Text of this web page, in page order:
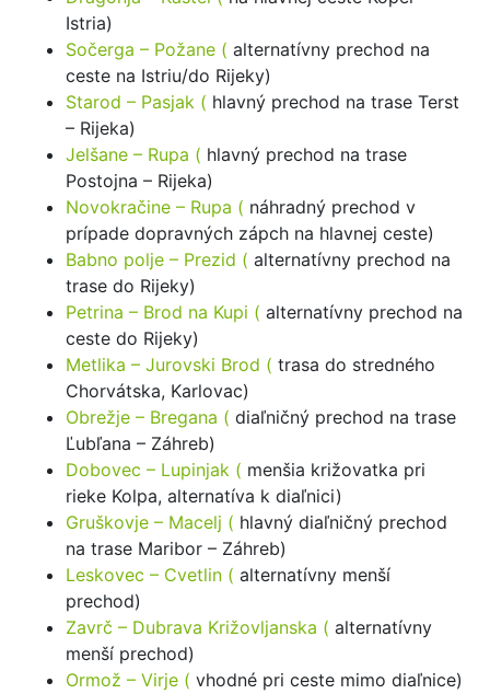
Istria)
Sočerga – Požane ( alternatívny prechod na
ceste na Istriu/do Rijeky)
Starod – Pasjak ( hlavný prechod na trase Terst
– Rijeka)
Jelšane – Rupa ( hlavný prechod na trase
Postojna – Rijeka)
Novokračine – Rupa ( náhradný prechod v
prípade dopravných zápch na hlavnej ceste)
Babno polje – Prezid ( alternatívny prechod na
trase do Rijeky)
Petrina – Brod na Kupi ( alternatívny prechod na
ceste do Rijeky)
Metlika – Jurovski Brod ( trasa do stredného
Chorvátska, Karlovac)
Obrežje – Bregana ( diaľničný prechod na trase
Ľubľana – Záhreb)
Dobovec – Lupinjak ( menšia križovatka pri
rieke Kolpa, alternatíva k diaľnici)
Gruškovje – Macelj ( hlavný diaľničný prechod
na trase Maribor – Záhreb)
Leskovec – Cvetlin ( alternatívny menší
prechod)
Zavrč – Dubrava Križovljanska ( alternatívny
menší prechod)
Ormož – Virje ( vhodné pri ceste mimo diaľnice)